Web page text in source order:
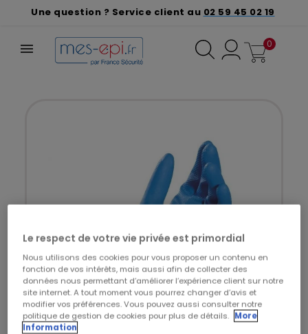
Une question ? Service client au 02 59 45 02 19
0
Le respect de votre vie privée est primordial
Nous utilisons des cookies pour vous proposer un contenu en
fonction de vos intérêts, mais aussi afin de collecter des
données nous permettant d’améliorer l’expérience client sur notre
site internet. A tout moment vous pourrez changer d’avis et
modifier vos préférences. Vous pouvez aussi consulter notre
politique de gestion de cookies pour plus de détails. More
Information